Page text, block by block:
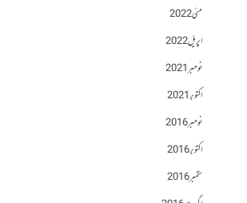
مئی 2022
اپریل 2022
نومبر 2021
اکتوبر 2021
نومبر 2016
اکتوبر 2016
ستمبر 2016